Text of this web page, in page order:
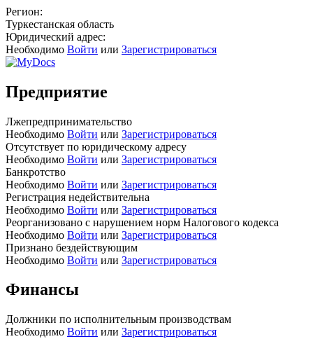
Регион:
Туркестанская область
Юридический адрес:
Необходимо Войти или Зарегистрироваться
Предприятие
Лжепредпринимательство
Необходимо Войти или Зарегистрироваться
Отсутствует по юридическому адресу
Необходимо Войти или Зарегистрироваться
Банкротство
Необходимо Войти или Зарегистрироваться
Регистрация недействительна
Необходимо Войти или Зарегистрироваться
Реорганизовано с нарушением норм Налогового кодекса
Необходимо Войти или Зарегистрироваться
Признано бездействующим
Необходимо Войти или Зарегистрироваться
Финансы
Должники по исполнительным производствам
Необходимо Войти или Зарегистрироваться